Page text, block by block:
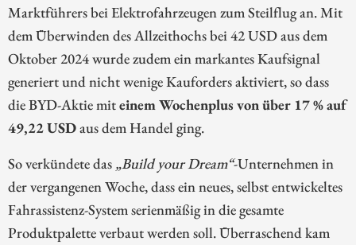
Marktführers bei Elektrofahrzeugen zum Steilflug an. Mit
dem Überwinden des Allzeithochs bei 42 USD aus dem
Oktober 2024 wurde zudem ein markantes Kaufsignal
generiert und nicht wenige Kauforders aktiviert, so dass
die BYD-Aktie miteinem Wochenplus von über 17 % auf
49,22 USDaus dem Handel ging.
So verkündete das „Build your Dream“-Unternehmen in
der vergangenen Woche, dass ein neues, selbst entwickeltes
Fahrassistenz-System serienmäßig in die gesamte
Produktpalette verbaut werden soll. Überraschend kam